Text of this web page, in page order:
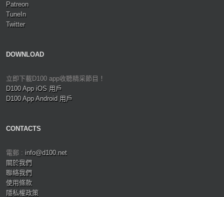
Patreon
TuneIn
Twitter
DOWNLOAD
立即下載D100 app收聽精采節目！
D100 App iOS 用戶
D100 App Android 用戶
CONTACTS
電郵 : info@d100.net
關於我們
聯絡我們
使用條款
隱私權政策